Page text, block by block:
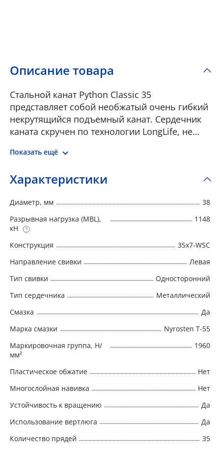
Описание товара
Стальной канат Python Classic 35
представляет собой необжатый очень гибкий
некрутящийся подъемный канат. Сердечник
каната скручен по технологии LongLife, не
поэтому устойчив к износу. Канат Classic 35
мобильных, башенных полноповоротных и
подъема и во многих других областях, где
необходимы некрутящиеся канаты с
умеренным разрывным усилием Python
Classic 35 рекомендуется использовать в
полноповоротного крана • Подъемного
каната портовых кранов • Подъемного и
нижнего каната подъемников системы КЕПЕ •
напольных подъемников • Подъемного
каната для подъемников со сдвоенным
барабаном • Подъемного каната для
барабанной лебедки BLAIR
Показать ещё
Характеристики
Диаметр, мм
38
Разрывная нагрузка (MBL),
кН
1148
Конструкция
35x7-WSC
Направление свивки
Левая
Тип свивки
Односторонний
Тип сердечника
Металлический
Смазка
Да
Марка смазки
Nyrosten T-55
Маркировочная группа, Н/
мм²
1960
Пластическое обжатие
Нет
Многослойная навивка
Нет
Устойчивость к вращению
Да
Использование вертлюга
Да
Количество прядей
35